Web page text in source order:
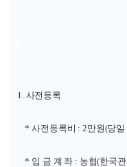
1. 사전등록
* 사전등록비 : 2만원(당일
* 입 금 계 좌 : 농협(한국관